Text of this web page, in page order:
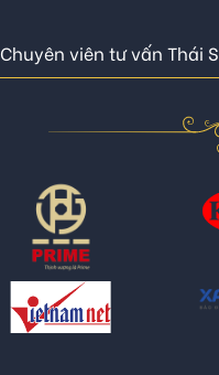
Chuyên viên tư vấn Thái